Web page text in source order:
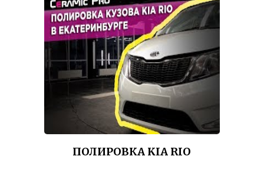
ПОЛИРОВКА KIA RIO